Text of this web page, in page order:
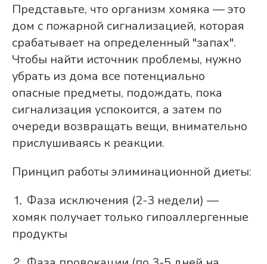
Представьте, что организм хомяка — это
дом с пожарной сигнализацией, которая
срабатывает на определенный "запах".
Чтобы найти источник проблемы, нужно
убрать из дома все потенциально
опасные предметы, подождать, пока
сигнализация успокоится, а затем по
очереди возвращать вещи, внимательно
прислушиваясь к реакции.
Принцип работы элиминационной диеты:
⒈ Фаза исключения (2-3 недели) —
хомяк получает только гипоаллергенные
продукты